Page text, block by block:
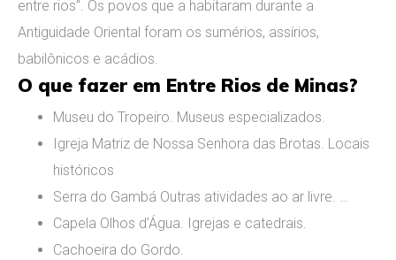
entre rios”. Os povos que a habitaram durante a
Antiguidade Oriental foram os sumérios, assírios,
babilônicos e acádios.
O que fazer em Entre Rios de Minas?
Museu do Tropeiro. Museus especializados.
Igreja Matriz de Nossa Senhora das Brotas. Locais
históricos
Serra do Gambá Outras atividades ao ar livre. …
Capela Olhos d’Água. Igrejas e catedrais.
Cachoeira do Gordo.